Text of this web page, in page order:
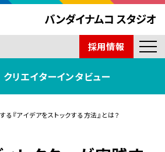
採用情報
クリエイターインタビュー
る『アイデアをストックする方法』とは？